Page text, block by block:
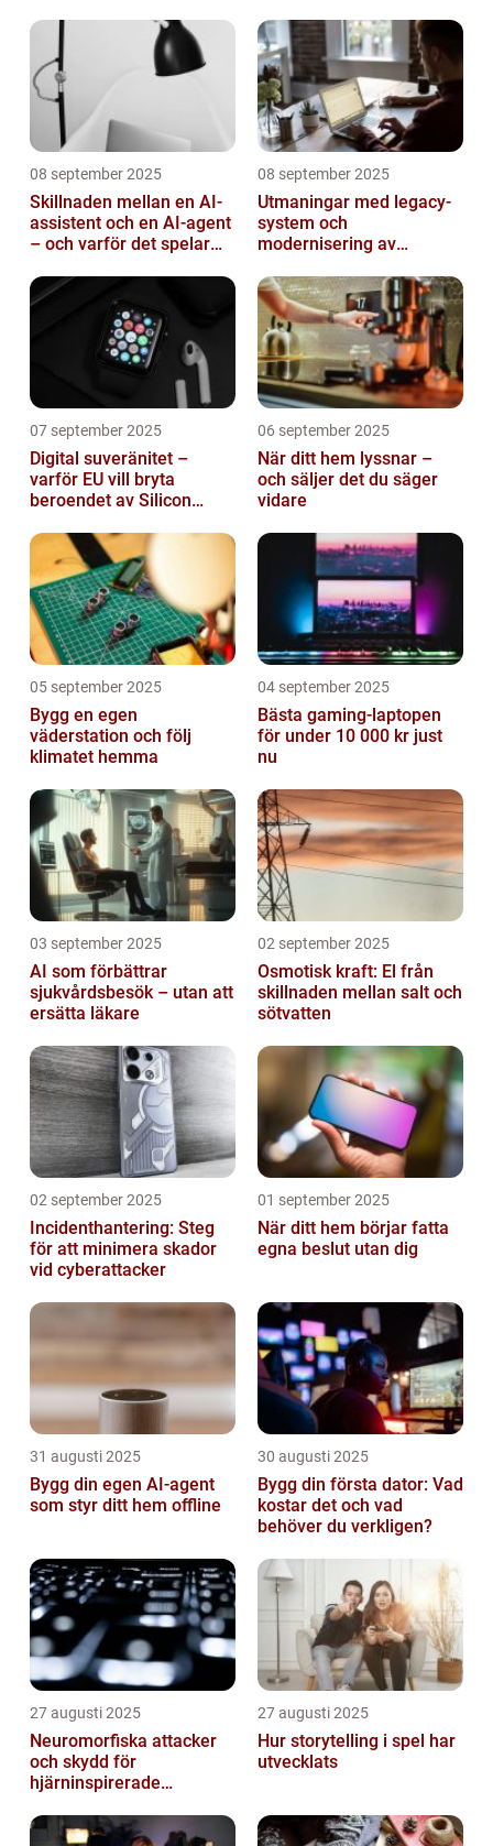
08 september 2025
Skillnaden mellan en AI-
assistent och en AI-agent
– och varför det spelar
08 september 2025
Utmaningar med legacy-
system och
modernisering av
07 september 2025
Digital suveränitet –
varför EU vill bryta
beroendet av Silicon
06 september 2025
När ditt hem lyssnar –
och säljer det du säger
vidare
05 september 2025
Bygg en egen
väderstation och följ
klimatet hemma
04 september 2025
Bästa gaming-laptopen
för under 10 000 kr just
nu
03 september 2025
AI som förbättrar
sjukvårdsbesök – utan att
ersätta läkare
02 september 2025
Osmotisk kraft: El från
skillnaden mellan salt och
sötvatten
02 september 2025
Incidenthantering: Steg
för att minimera skador
vid cyberattacker
01 september 2025
När ditt hem börjar fatta
egna beslut utan dig
31 augusti 2025
Bygg din egen AI-agent
som styr ditt hem offline
30 augusti 2025
Bygg din första dator: Vad
kostar det och vad
behöver du verkligen?
27 augusti 2025
Neuromorfiska attacker
och skydd för
hjärninspirerade
27 augusti 2025
Hur storytelling i spel har
utvecklats